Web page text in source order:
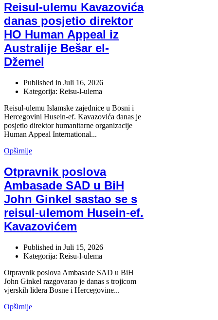
Reisul-ulemu Kavazovića
danas posjetio direktor
HO Human Appeal iz
Australije Bešar el-
Džemel
Published in Juli 16, 2026
Kategorija: Reisu-l-ulema
Reisul-ulemu Islamske zajednice u Bosni i
Hercegovini Husein-ef. Kavazovića danas je
posjetio direktor humanitarne organizacije
Human Appeal International...
Opširnije
Otpravnik poslova
Ambasade SAD u BiH
John Ginkel sastao se s
reisul-ulemom Husein-ef.
Kavazovićem
Published in Juli 15, 2026
Kategorija: Reisu-l-ulema
Otpravnik poslova Ambasade SAD u BiH
John Ginkel razgovarao je danas s trojicom
vjerskih lidera Bosne i Hercegovine...
Opširnije